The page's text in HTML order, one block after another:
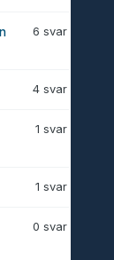
6 svar
4 svar
1 svar
1 svar
0 svar